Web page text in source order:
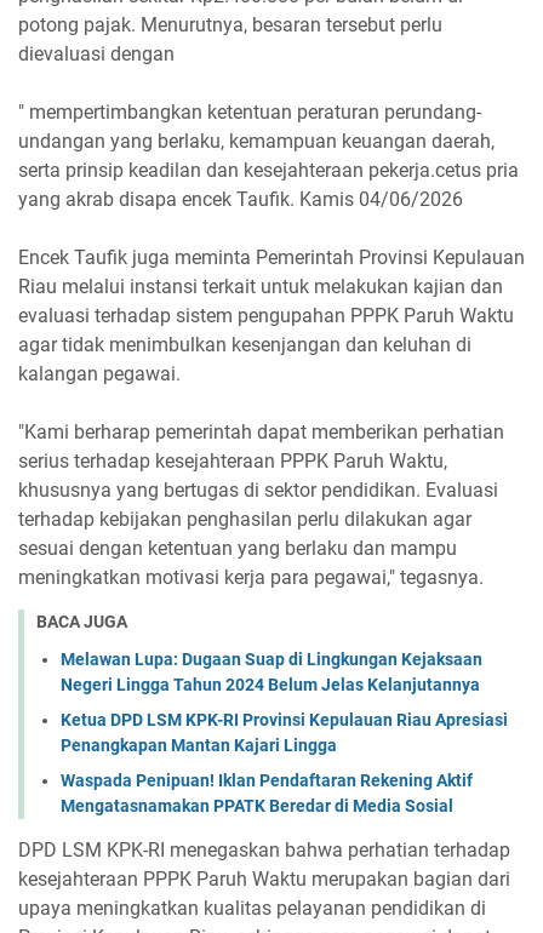
potong pajak. Menurutnya, besaran tersebut perlu
dievaluasi dengan
" mempertimbangkan ketentuan peraturan perundang-
undangan yang berlaku, kemampuan keuangan daerah,
serta prinsip keadilan dan kesejahteraan pekerja.cetus pria
yang akrab disapa encek Taufik. Kamis 04/06/2026
Encek Taufik juga meminta Pemerintah Provinsi Kepulauan
Riau melalui instansi terkait untuk melakukan kajian dan
evaluasi terhadap sistem pengupahan PPPK Paruh Waktu
agar tidak menimbulkan kesenjangan dan keluhan di
kalangan pegawai.
"Kami berharap pemerintah dapat memberikan perhatian
serius terhadap kesejahteraan PPPK Paruh Waktu,
khususnya yang bertugas di sektor pendidikan. Evaluasi
terhadap kebijakan penghasilan perlu dilakukan agar
sesuai dengan ketentuan yang berlaku dan mampu
meningkatkan motivasi kerja para pegawai," tegasnya.
BACA JUGA
Melawan Lupa: Dugaan Suap di Lingkungan Kejaksaan
Negeri Lingga Tahun 2024 Belum Jelas Kelanjutannya
Ketua DPD LSM KPK-RI Provinsi Kepulauan Riau Apresiasi
Penangkapan Mantan Kajari Lingga
Waspada Penipuan! Iklan Pendaftaran Rekening Aktif
Mengatasnamakan PPATK Beredar di Media Sosial
DPD LSM KPK-RI menegaskan bahwa perhatian terhadap
kesejahteraan PPPK Paruh Waktu merupakan bagian dari
upaya meningkatkan kualitas pelayanan pendidikan di